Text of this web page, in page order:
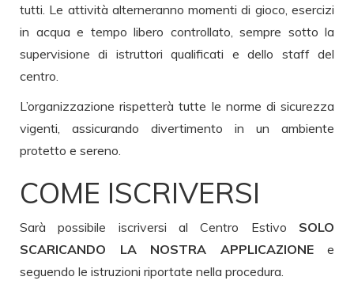
tutti. Le attività alterneranno momenti di gioco, esercizi
in acqua e tempo libero controllato, sempre sotto la
supervisione di istruttori qualificati e dello staff del
centro.
L’organizzazione rispetterà tutte le norme di sicurezza
vigenti, assicurando divertimento in un ambiente
protetto e sereno.
COME ISCRIVERSI
Sarà possibile iscriversi al Centro Estivo SOLO
SCARICANDO LA NOSTRA APPLICAZIONE e
seguendo le istruzioni riportate nella procedura.